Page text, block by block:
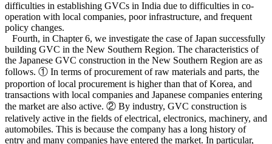
difficulties in establishing GVCs in India due to difficulties in co-
operation with local companies, poor infrastructure, and frequent
policy changes.
Fourth, in Chapter 6, we investigate the case of Japan successfully
building GVC in the New Southern Region. The characteristics of
the Japanese GVC construction in the New Southern Region are as
follows. ① In terms of procurement of raw materials and parts, the
proportion of local procurement is higher than that of Korea, and
transactions with local companies and Japanese companies entering
the market are also active. ② By industry, GVC construction is
relatively active in the fields of electrical, electronics, machinery, and
automobiles. This is because the company has a long history of
entry and many companies have entered the market. In particular,